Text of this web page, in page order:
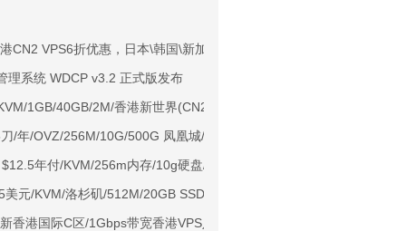
支持主流AI访问
下单送30元
/KVM/深港IX/双端独立IP/香港原生IP
CMIN2/软银等线路
国内优化网络
4GB/100GB NVMe/5TB@10Gbps/免费DDoS防御
CN2 VPS6折优惠，日本\韩国\新加坡\香港\美国一律8折(都是优化线
理系统 WDCP v3.2 正式版发布
1GB/40GB/2M/香港新世界(CN2)
/年/OVZ/256M/10G/500G 凤凰城/圣何塞/洛杉矶
年付/KVM/256m内存/10g硬盘/500g流量/洛杉矶
元/KVM/洛杉矶/512M/20GB SSD/750GB流量
香港国际C区/1Gbps带宽香港VPS八折$6.8/月起